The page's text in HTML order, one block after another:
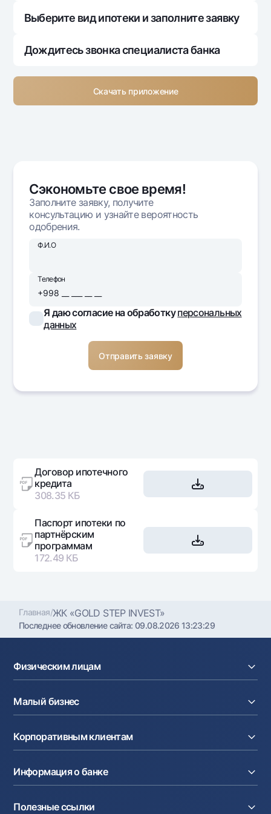
Выберите вид ипотеки и заполните заявку
Дождитесь звонка специалиста банка
Скачать приложение
Сэкономьте свое время!
Заполните заявку, получите
консультацию и узнайте вероятность
одобрения.
Ф.И.О
Телефон
Я даю согласие на обработкуперсональных
данных
Договор ипотечного
кредита
308.35 КБ
Паспорт ипотеки по
партнёрским
программам
172.49 КБ
Главная/ЖК «GOLD STEP INVEST»
Последнее обновление сайта:09.08.2026 13:23:29
Физическим лицам
Вклады
Карты
Курсы валют
Денежные переводы
Акции
Мобильное приложение Milliy
Малый бизнес
Кредиты
Эквайринг
Депозиты
Карты
Партнёрские сервисы
Корпоративным клиентам
Факторинг
Аккредитив
Карты
Информация о банке
Полезные ссылки